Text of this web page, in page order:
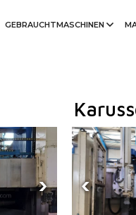
GEBRAUCHTMASCHINEN
› ‹